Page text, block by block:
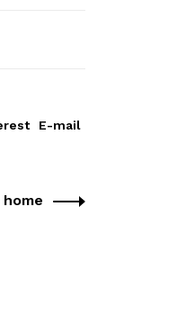
E-mail